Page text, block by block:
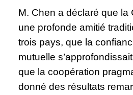
M. Chen a déclaré que la
une profonde amitié
trois pays, que la
mutuelle
que la coopération
donné des résultats